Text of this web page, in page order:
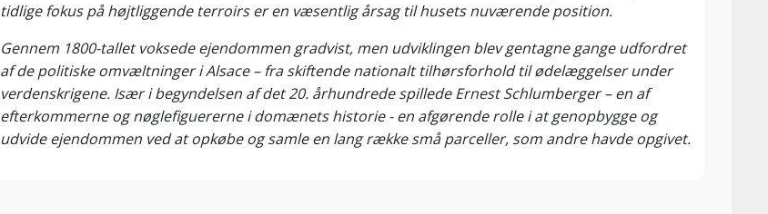
tidlige fokus på højtliggende terroirs er en væsentlig årsag til husets nuværende position.
Gennem 1800-tallet voksede ejendommen gradvist, men udviklingen blev gentagne gange udfordret
af de politiske omvæltninger i Alsace – fra skiftende nationalt tilhørsforhold til ødelæggelser under
verdenskrigene. Især i begyndelsen af det 20. århundrede spillede Ernest Schlumberger – en af
efterkommerne og nøglefiguererne i domænets historie - en afgørende rolle i at genopbygge og
udvide ejendommen ved at opkøbe og samle en lang række små parceller, som andre havde opgivet.